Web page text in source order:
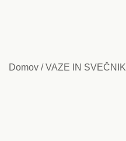
Domov /VAZE IN SVEČNIKI